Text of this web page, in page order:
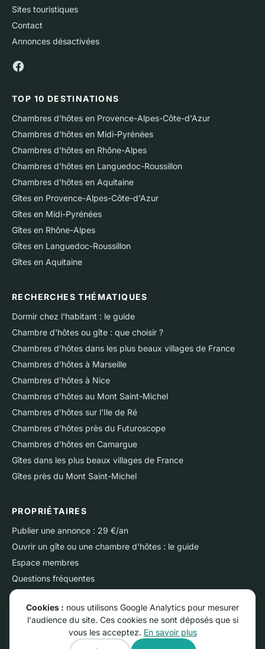
Sites touristiques
Contact
Annonces désactivées
TOP 10 DESTINATIONS
Chambres d'hôtes en Provence-Alpes-Côte-d'Azur
Chambres d'hôtes en Midi-Pyrénées
Chambres d'hôtes en Rhône-Alpes
Chambres d'hôtes en Languedoc-Roussillon
Chambres d'hôtes en Aquitaine
Gîtes en Provence-Alpes-Côte-d'Azur
Gîtes en Midi-Pyrénées
Gîtes en Rhône-Alpes
Gîtes en Languedoc-Roussillon
Gîtes en Aquitaine
RECHERCHES THÉMATIQUES
Dormir chez l'habitant : le guide
Chambre d'hôtes ou gîte : que choisir ?
Chambres d'hôtes dans les plus beaux villages de France
Chambres d'hôtes à Marseille
Chambres d'hôtes à Nice
Chambres d'hôtes au Mont Saint-Michel
Chambres d'hôtes sur l'Ile de Ré
Chambres d'hôtes près du Futuroscope
Chambres d'hôtes en Camargue
Gîtes dans les plus beaux villages de France
Gîtes près du Mont Saint-Michel
PROPRIÉTAIRES
Publier une annonce : 29 €/an
Ouvrir un gîte ou une chambre d'hôtes : le guide
Espace membres
Questions fréquentes
Nous contacter
© RGNS Online - Tous droits réservés.
Cookies : nous utilisons Google Analytics pour mesurer
l'audience du site. Ces cookies ne sont déposés que si
vous les acceptez. En savoir plus